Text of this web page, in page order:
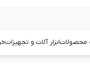
محصولاتابزار آلات و تجهیزات